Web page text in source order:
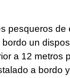
pesqueros
un
a 12 metros
a bordo